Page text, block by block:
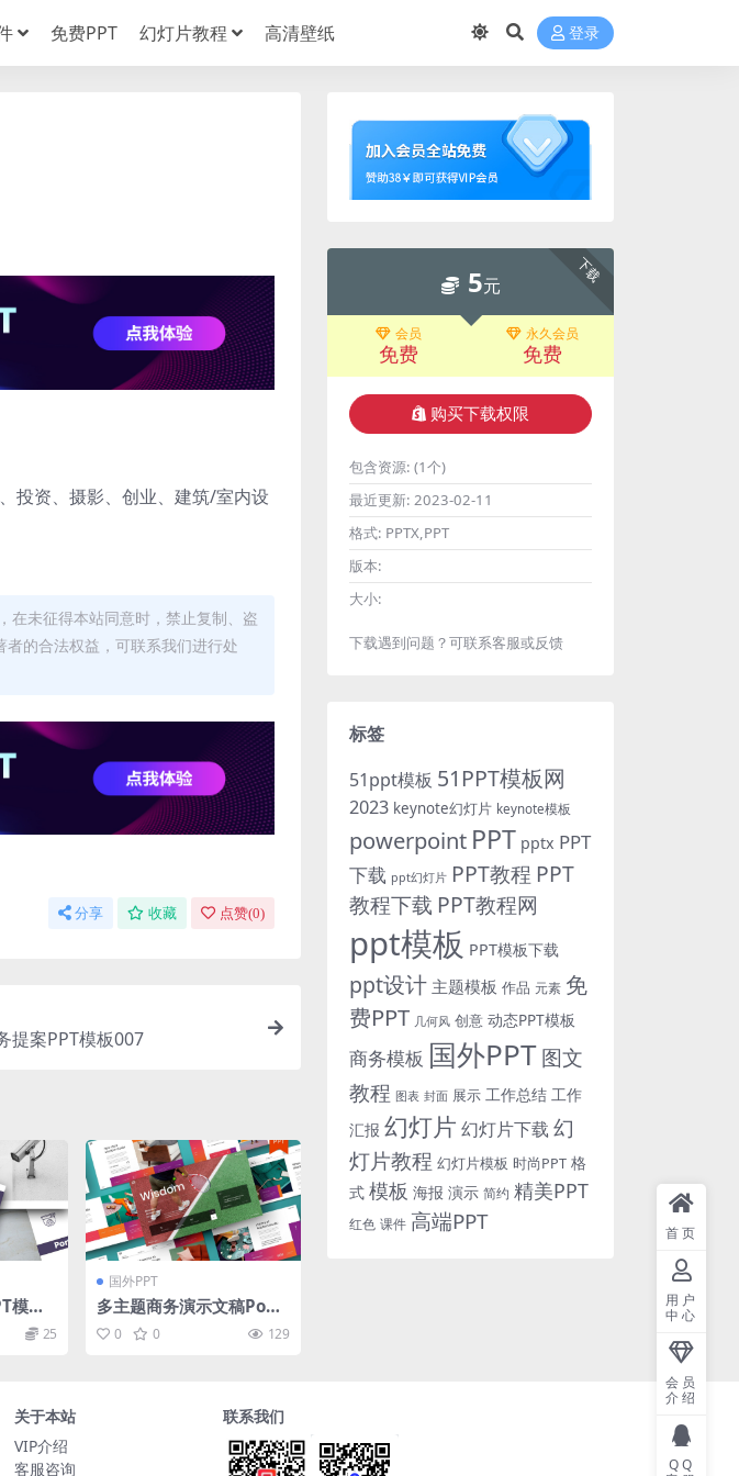
免费PPT 幻灯片教程 高清壁纸 登录
投资、摄影、创业、建筑/室内设
在未征得本站同意时，禁止复制、盗
的合法权益，可联系我们进行处
分享 收藏 点赞(0)
提案PPT模板007
模板
25
国外PPT
多主题商务演示文稿Pow
erPoint模板 Wisdom –
Business PowerPoint T
0 0 129
下载
5元
会员
免费
永久会员
免费
购买下载权限
包含资源: (1个)
最近更新: 2023-02-11
格式: PPTX,PPT
版本:
大小:
下载遇到问题？可联系客服或反馈
标签
51ppt模板 51PPT模板网
2023 keynote幻灯片 keynote模板
powerpoint PPT pptx PPT
下载 ppt幻灯片 PPT教程 PPT
教程下载 PPT教程网
ppt模板 PPT模板下载
ppt设计 主题模板 作品 元素 免
费PPT 几何风 创意 动态PPT模板
商务模板 国外PPT图文
教程 图表 封面 展示 工作总结 工作
汇报 幻灯片 幻灯片下载 幻
灯片教程 幻灯片模板 时尚PPT 格
式 模板 海报 演示 简约 精美PPT
红色 课件 高端PPT
关于本站
VIP介绍
客服咨询
联系我们
首页
用户
中心
会员
介绍
QQ